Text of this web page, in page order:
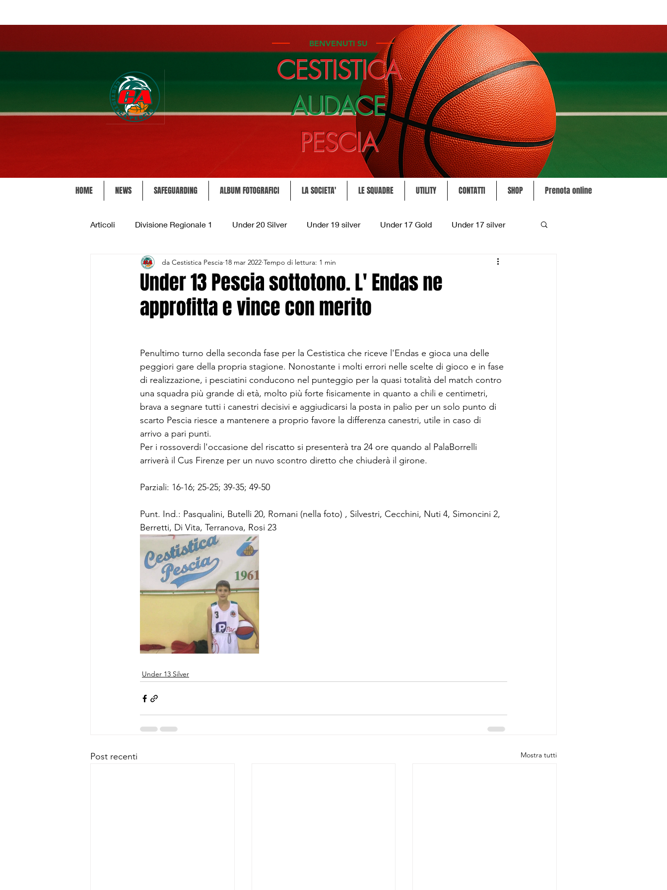
BENVENUTI SU
CESTISTICA
AUDACE
PESCIA
HOME NEWS SAFEGUARDING ALBUM FOTOGRAFICI LA SOCIETA' LE SQUADRE UTILITY CONTATTI SHOP Prenota online
Articoli Divisione Regionale 1 Under 20 Silver Under 19 silver Under 17 Gold Under 17 silver
Under 15 Silver Under 14 Silver Under 13 Silver Esordienti
CSI Juniores CSI Under 13 Divisione Regionale 3 CSI Allievi
Under 13 Pescia sottotono. L' Endas ne
approfitta e vince con merito
da Cestistica Pescia 18 mar 2022 Tempo di lettura: 1 min
Penultimo turno della seconda fase per la Cestistica che riceve l'Endas e gioca una delle
peggiori gare della propria stagione. Nonostante i molti errori nelle scelte di gioco e in fase
di realizzazione, i pesciatini conducono nel punteggio per la quasi totalità del match contro
una squadra più grande di età, molto più forte fisicamente in quanto a chili e centimetri,
brava a segnare tutti i canestri decisivi e aggiudicarsi la posta in palio per un solo punto di
scarto Pescia riesce a mantenere a proprio favore la differenza canestri, utile in caso di
arrivo a pari punti.
Per i rossoverdi l'occasione del riscatto si presenterà tra 24 ore quando al PalaBorrelli
arriverà il Cus Firenze per un nuvo scontro diretto che chiuderà il girone.
Parziali: 16-16; 25-25; 39-35; 49-50
Punt. Ind.: Pasqualini, Butelli 20, Romani (nella foto) , Silvestri, Cecchini, Nuti 4, Simoncini 2,
Berretti, Di Vita, Terranova, Rosi 23
Under 13 Silver
Post recenti Mostra tutti